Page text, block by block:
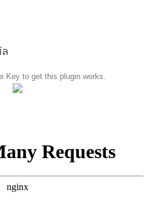
Key to get this plugin works.